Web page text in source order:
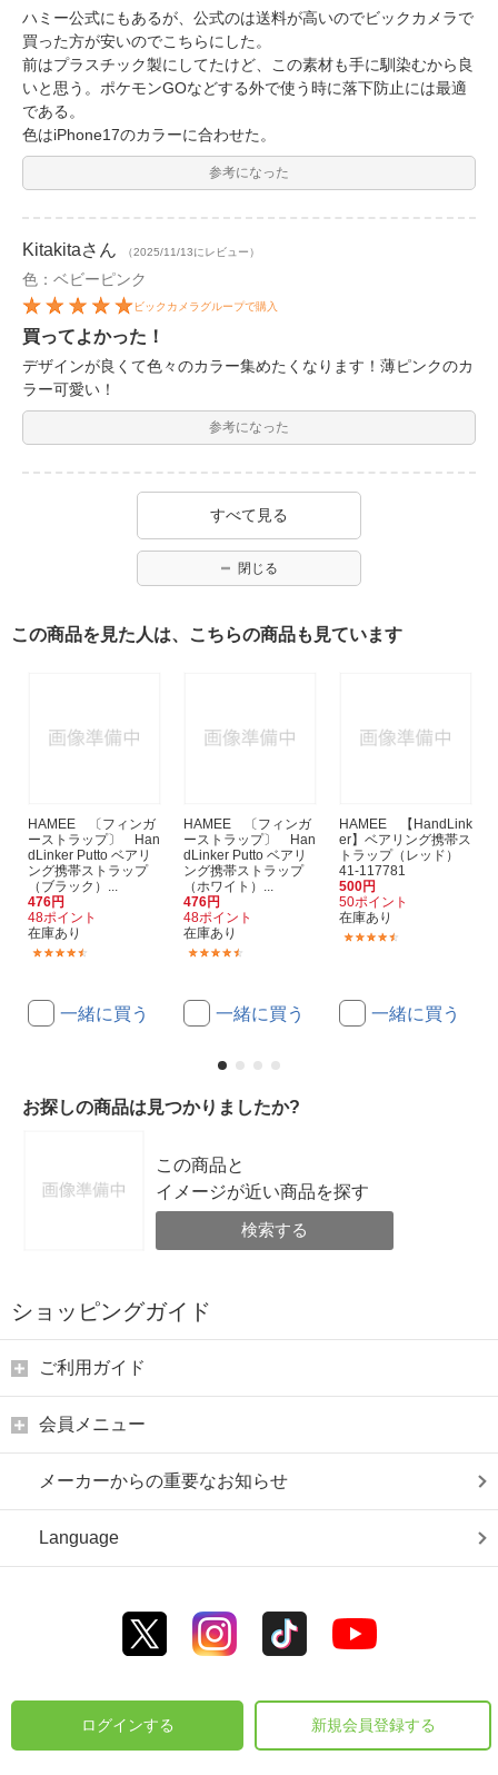
ハミー公式にもあるが、公式のは送料が高いのでビックカメラで
買った方が安いのでこちらにした。
前はプラスチック製にしてたけど、この素材も手に馴染むから良
いと思う。ポケモンGOなどする外で使う時に落下防止には最適
である。
色はiPhone17のカラーに合わせた。
参考になった
Kitakitaさん （2025/11/13にレビュー）
色：ベビーピンク
ビックカメラグループで購入
買ってよかった！
デザインが良くて色々のカラー集めたくなります！薄ピンクのカ
ラー可愛い！
参考になった
すべて見る
閉じる
この商品を見た人は、こちらの商品も見ています
HAMEE 〔フィンガ
ーストラップ〕 Han
dLinker Putto ベアリ
ング携帯ストラップ
（ブラック）...
476円
48ポイント
在庫あり
一緒に買う
HAMEE 〔フィンガ
ーストラップ〕 Han
dLinker Putto ベアリ
ング携帯ストラップ
（ホワイト）...
476円
48ポイント
在庫あり
一緒に買う
HAMEE 【HandLink
er】ベアリング携帯ス
トラップ（レッド）
41-117781
500円
50ポイント
在庫あり
一緒に買う
お探しの商品は見つかりましたか?
この商品と
イメージが近い商品を探す
検索する
ショッピングガイド
ご利用ガイド
会員メニュー
メーカーからの重要なお知らせ
Language
ログインする 新規会員登録する